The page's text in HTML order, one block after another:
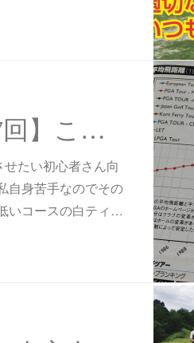
【100切り講座 第07回】この20年で約20ヤードも伸びた！？
せたい初心者さん向
自身苦手なのでその
いコースの白ティ…